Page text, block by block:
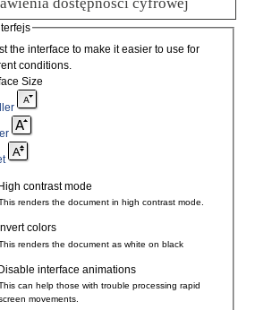
the interface to make it easier to use for
conditions.
Size
High contrast mode
renders the document in high contrast mode.
Invert colors
renders the document as white on black
interface animations
can help those with trouble processing rapid
movements.